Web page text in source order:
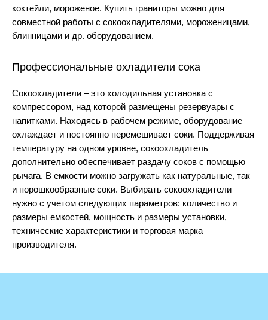
Вафельницы
Грили
Кипятильники
Мармиты
Оборудование для блинов
Оборудование для хот-догов
Пончиковые аппараты
Соковыжималки
Сокоохладители и граниторы
Тепловые витрины
Фризеры для мороженого
Фритюрницы
Чебуречницы
Шашлычницы
коктейли, мороженое. Купить граниторы можно для
совместной работы с сокоохладителями, мороженицами,
блинницами и др. оборудованием.
Профессиональные охладители сока
Сокоохладители – это холодильная установка с
компрессором, над которой размещены резервуары с
напитками. Находясь в рабочем режиме, оборудование
охлаждает и постоянно перемешивает соки. Поддерживая
температуру на одном уровне, сокоохладитель
дополнительно обеспечивает раздачу соков с помощью
рычага. В емкости можно загружать как натуральные, так
и порошкообразные соки. Выбирать сокоохладители
нужно с учетом следующих параметров: количество и
размеры емкостей, мощность и размеры установки,
технические характеристики и торговая марка
производителя.